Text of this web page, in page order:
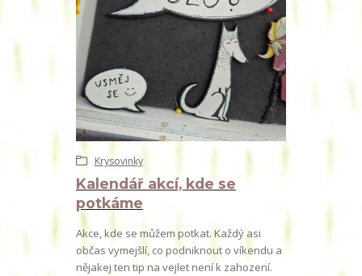
Kalendář akcí, kde se
potkáme
Krysovinky
Akce, kde se můžem potkat. Každý asi
občas vymejšlí, co podniknout o víkendu a
nějakej ten tip na vejlet není k zahození.